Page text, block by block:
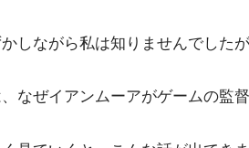
しながら私は知りませんでした
なぜイアンムーアがゲームの監